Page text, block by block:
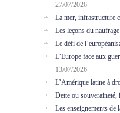
27/07/2026
La mer, infrastructure
Les leçons du
Le défi de
L’Europe face aux
13/07/2026
L’Amérique latine à
Dette ou
Les enseignements de